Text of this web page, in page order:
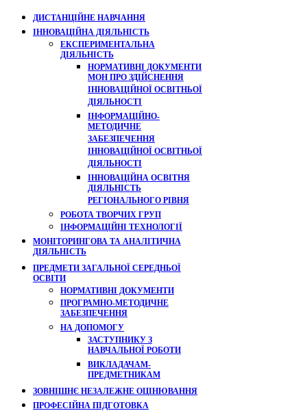
ДИСТАНЦІЙНЕ НАВЧАННЯ
ІННОВАЦІЙНА ДІЯЛЬНІСТЬ
ЕКСПЕРИМЕНТАЛЬНА
ДІЯЛЬНІСТЬ
НОРМАТИВНІ ДОКУМЕНТИ
МОН ПРО ЗДІЙСНЕННЯ
ІННОВАЦІЙНОЇ ОСВІТНЬОЇ
ДІЯЛЬНОСТІ
ІНФОРМАЦІЙНО-
МЕТОДИЧНЕ
ЗАБЕЗПЕЧЕННЯ
ІННОВАЦІЙНОЇ ОСВІТНЬОЇ
ДІЯЛЬНОСТІ
ІННОВАЦІЙНА ОСВІТНЯ
ДІЯЛЬНІСТЬ
РЕГІОНАЛЬНОГО РІВНЯ
РОБОТА ТВОРЧИХ ГРУП
ІНФОРМАЦІЙНІ ТЕХНОЛОГІЇ
МОНІТОРИНГОВА ТА АНАЛІТИЧНА
ДІЯЛЬНІСТЬ
ПРЕДМЕТИ ЗАГАЛЬНОЇ СЕРЕДНЬОЇ
ОСВІТИ
НОРМАТИВНІ ДОКУМЕНТИ
ПРОГРАМНО-МЕТОДИЧНЕ
ЗАБЕЗПЕЧЕННЯ
НА ДОПОМОГУ
ЗАСТУПНИКУ З
НАВЧАЛЬНОЇ РОБОТИ
ВИКЛАДАЧАМ-
ПРЕДМЕТНИКАМ
ЗОВНІШНЄ НЕЗАЛЕЖНЕ ОЦІНЮВАННЯ
ПРОФЕСІЙНА ПІДГОТОВКА